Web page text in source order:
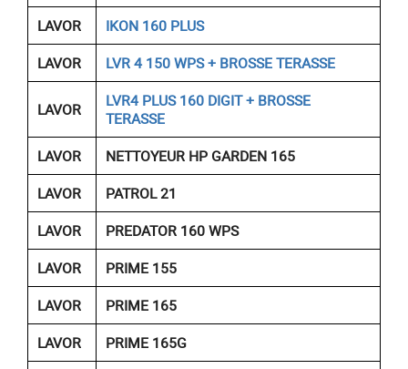
LAVOR
IKON 160 PLUS
LAVOR
LVR 4 150 WPS + BROSSE TERASSE
LAVOR
LVR4 PLUS 160 DIGIT + BROSSE
TERASSE
LAVOR
NETTOYEUR HP GARDEN 165
LAVOR
PATROL 21
LAVOR
PREDATOR 160 WPS
LAVOR
PRIME 155
LAVOR
PRIME 165
LAVOR
PRIME 165G